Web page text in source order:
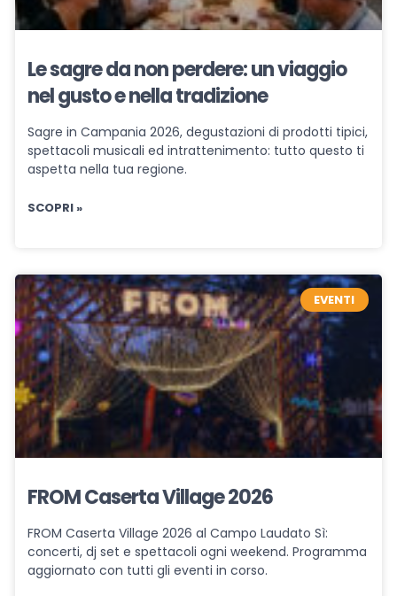
Le sagre da non perdere: un viaggio
nel gusto e nella tradizione
Sagre in Campania 2026, degustazioni di prodotti tipici,
spettacoli musicali ed intrattenimento: tutto questo ti
aspetta nella tua regione.
SCOPRI »
EVENTI
FROM Caserta Village 2026
FROM Caserta Village 2026 al Campo Laudato Sì:
concerti, dj set e spettacoli ogni weekend. Programma
aggiornato con tutti gli eventi in corso.